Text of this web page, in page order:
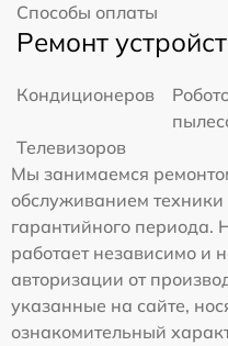
Способы оплаты
Ремонт
Кондиционеров
Телевизоров
Мы занимаемся
обслуживанием техники
гарантийного периода.
работает независимо и
авторизации от
указанные на сайте,
ознакомительный